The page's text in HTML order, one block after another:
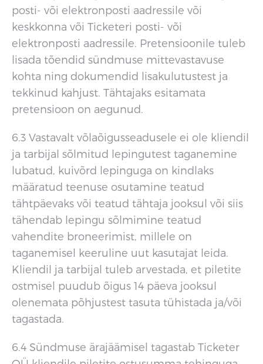
posti- või elektronposti aadressile või
keskkonna või Ticketeri posti- või
elektronposti aadressile. Pretensioonile tuleb
lisada tõendid sündmuse mittevastavuse
kohta ning dokumendid lisakulutustest ja
tekkinud kahjust. Tähtajaks esitamata
pretensioon on aegunud.
6.3 Vastavalt võlaõigusseadusele ei ole kliendil
ja tarbijal sõlmitud lepingutest taganemine
lubatud, kuivõrd lepinguga on kindlaks
määratud teenuse osutamine teatud
tähtpäevaks või teatud tähtaja jooksul või siis
tähendab lepingu sõlmimine teatud
vahendite broneerimist, millele on
taganemisel keeruline uut kasutajat leida.
Kliendil ja tarbijal tuleb arvestada, et piletite
ostmisel puudub õigus 14 päeva jooksul
olenemata põhjustest tasuta tühistada ja/või
tagastada.
6.4 Sündmuse ärajäämisel tagastab Ticketer